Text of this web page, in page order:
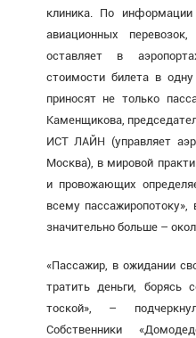
клиника. По
авиационных
оставляет в
стоимости билета в
приносят не только
Каменщикова,
ИСТ ЛАЙН (управляет
Москва), в мировой
и провожающих
всему пассажиропотоку»,
значительно больше –
«Пассажир, в ожидании
тратить деньги, борясь
тоской», –
Собственники